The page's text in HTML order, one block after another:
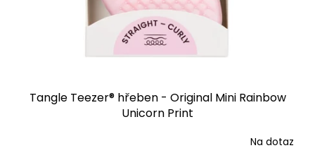
Tangle Teezer® hřeben - Original Mini Rainbow
Unicorn Print
Na dotaz